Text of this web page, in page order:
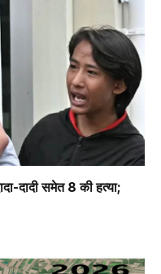
दादी समेत 8 की हत्या;